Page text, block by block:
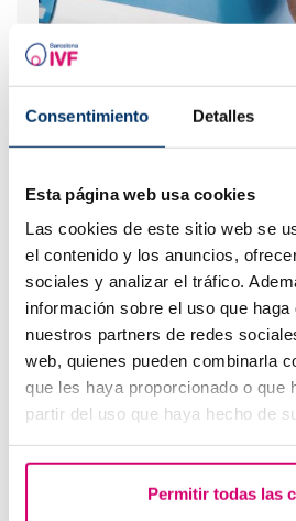
Consentimiento Detalles
Esta página web usa cookies
Las cookies de este sitio web se
el contenido y los anuncios,
sociales y analizar el tráfico.
información sobre el uso que
nuestros partners de redes
web, quienes pueden combinarla
que les haya proporcionado o que
partir del uso que haya hecho de
Permitir todas las
Qu’est-ce que c`est l’embryoscope
Les plus lus
Que faire en cas de retard de
grossesse négatif ?